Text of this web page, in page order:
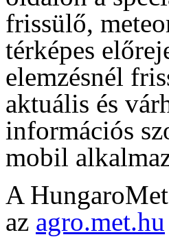
frissülő,
térképes
elemzésnél
aktuális és
információs
mobil
A
az agro.met.hu